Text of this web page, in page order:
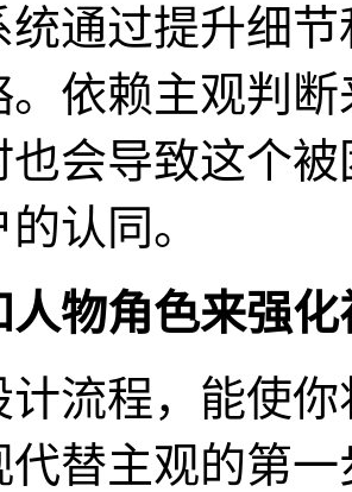
统通过提升细
。依赖主观判
也会导致这个
认同。
人物角色来强
计流程，能使
替主观的第